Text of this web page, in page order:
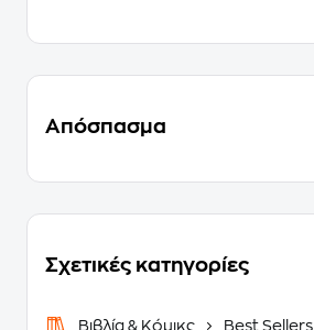
Απόσπασμα
Σχετικές κατηγορίες
Βιβλία & Κόμικς Best Sellers